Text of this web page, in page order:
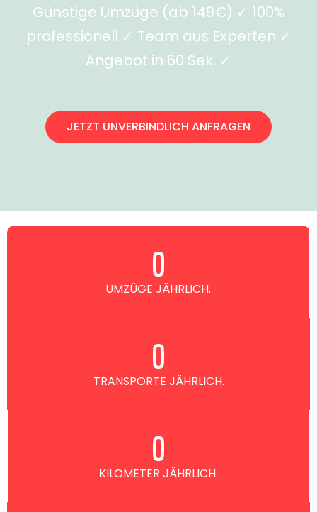
Günstige Umzüge (ab 149€) ✓ 100%
professionell ✓ Team aus Experten ✓
Angebot in 60 Sek. ✓
JETZT UNVERBINDLICH ANFRAGEN
UMZÜGE JÄHRLICH.
0
TRANSPORTE JÄHRLICH.
0
KILOMETER JÄHRLICH.
0